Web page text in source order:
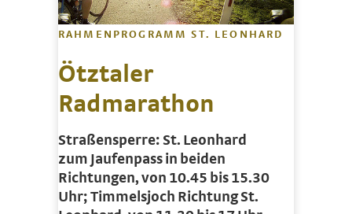
RAHMENPROGRAMM ST. LEONHARD
Ötztaler
Radmarathon
Straßensperre: St. Leonhard
zum Jaufenpass in beiden
Richtungen, von 10.45 bis 15.30
Uhr; Timmelsjoch Richtung St.